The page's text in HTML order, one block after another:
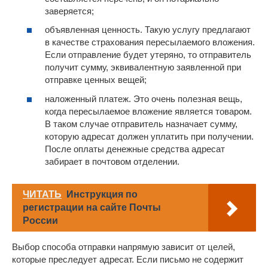
заверяется;
объявленная ценность. Такую услугу предлагают
в качестве страхования пересылаемого вложения.
Если отправление будет утеряно, то отправитель
получит сумму, эквивалентную заявленной при
отправке ценных вещей;
наложенный платеж. Это очень полезная вещь,
когда пересылаемое вложение является товаром.
В таком случае отправитель назначает сумму,
которую адресат должен уплатить при получении.
После оплаты денежные средства адресат
забирает в почтовом отделении.
ЧИТАТЬ
Инструкция по
регистрации на сайте Почты
России
Выбор способа отправки напрямую зависит от целей,
которые преследует адресат. Если письмо не содержит